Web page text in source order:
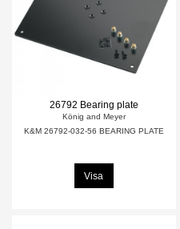
26792 Bearing plate
König and Meyer
K&M 26792-032-56 BEARING PLATE
Visa